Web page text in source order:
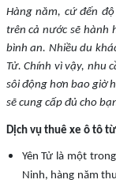
Hàng năm, cứ đến
trên cả nước sẽ hành
bình an. Nhiều du
Tử. Chính vì vậy, nhu
sôi động hơn bao giờ
sẽ cung cấp đủ cho
Dịch vụ thuê xe ô tô
Yên Tử là một
Ninh, hàng năm